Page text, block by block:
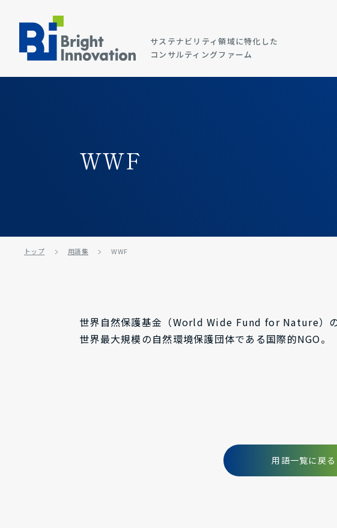
サステナビリティ領域に特化した
コンサルティングファーム
WWF
トップ 用語集 WWF
世界自然保護基金（World Wide Fund for Nature）の
世界最大規模の自然環境保護団体である国際的NGO。
用語一覧に戻る